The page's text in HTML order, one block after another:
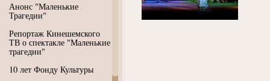
Анонс "Маленькие
Трагедии"
Репортаж Кинешемского
ТВ о спектакле "Маленькие
трагедии"
10 лет Фонду Культуры